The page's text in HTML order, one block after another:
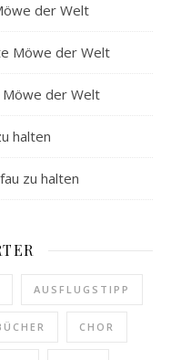
der Welt
Möwe der Welt
der Welt
halten
zu halten
AUSFLUGSTIPP
CHOR